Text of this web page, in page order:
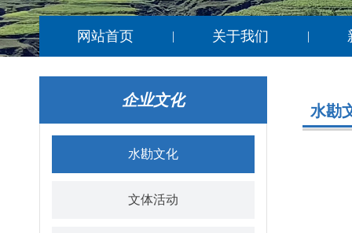
网站首页 | 关于我们 |
企业文化
水勘文化
文体活动
水勘